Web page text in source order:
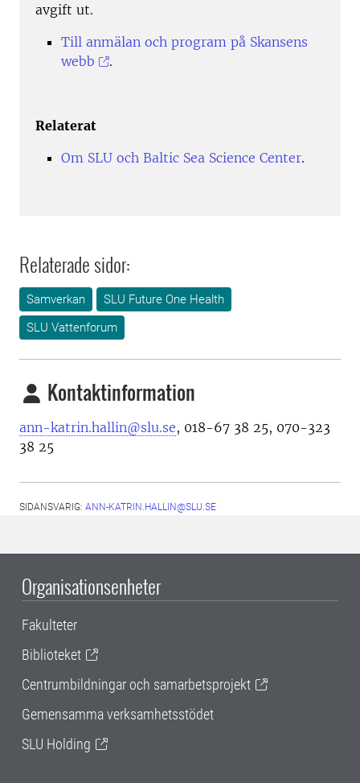
avgift ut.
Till anmälan och program på Skansens
webb
.
Relaterat
Om SLU och Baltic Sea Science Center.
Relaterade sidor:
Samverkan
SLU Future One Health
SLU Vattenforum
Kontaktinformation
ann-katrin.hallin@slu.se, 018-67 38 25, 070-323
38 25
SIDANSVARIG: ANN-KATRIN.HALLIN@SLU.SE
Organisationsenheter
Fakulteter
Biblioteket
Centrumbildningar och samarbetsprojekt
Gemensamma verksamhetsstödet
SLU Holding